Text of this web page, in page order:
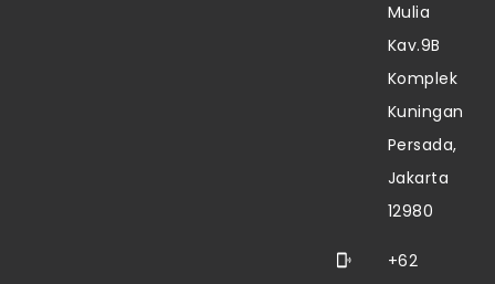
Mulia
Kav.9B
Komplek
Kuningan
Persada,
Jakarta
12980
+62